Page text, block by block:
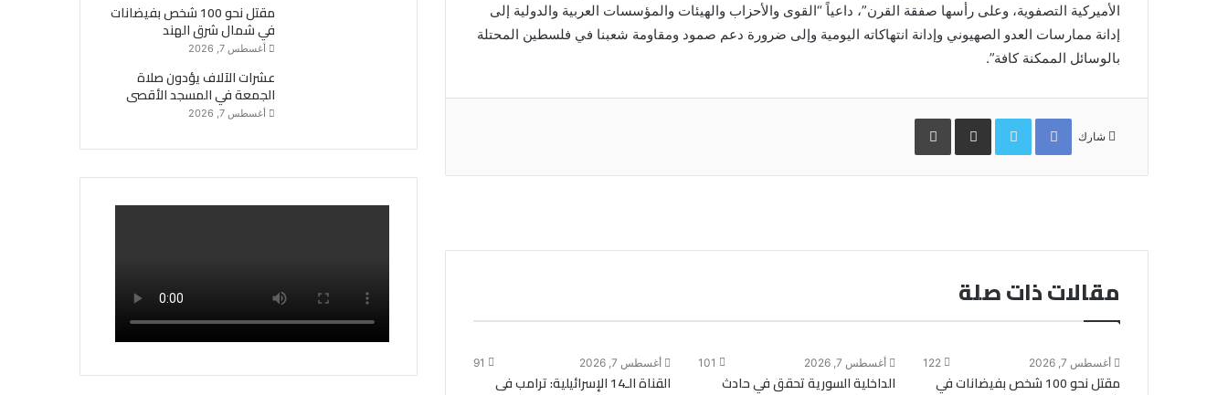
الأميركية التصفوية، وعلى رأسها صفقة القرن”، داعياً “القوى والأحزاب والهيئات والمؤسسات العربية والدولية إلى
إدانة ممارسات العدو الصهيوني وإدانة انتهاكاته اليومية وإلى ضرورة دعم صمود ومقاومة شعبنا في فلسطين المحتلة
بالوسائل الممكنة كافة”.
شارك
Facebook
Twitterمشاركة
البريد
طباعة
مقالات ذات صلة
أغسطس 7, 2026 122
مقتل نحو 100 شخص بفيضانات في
أغسطس 7, 2026 101
الداخلية السورية تحقق في حادث
أغسطس 7, 2026 91
القناة الـ14 الإسرائيلية: ترامب فى
مقتل نحو 100 شخص بفيضانات
في شمال شرق الهند
أغسطس 7, 2026
عشرات الآلاف يؤدون صلاة
الجمعة في المسجد الأقصى
أغسطس 7, 2026